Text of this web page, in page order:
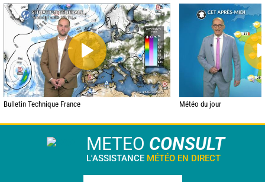
Bulletin Technique France Météo du jour
METEO CONSULT
L'ASSISTANCE MÉTÉO EN DIRECT